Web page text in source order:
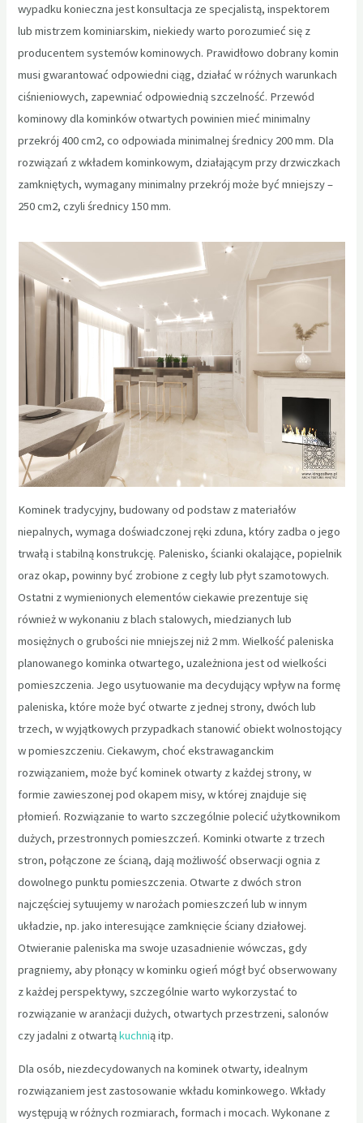
wypadku konieczna jest konsultacja ze specjalistą, inspektorem
lub mistrzem kominiarskim, niekiedy warto porozumieć się z
producentem systemów kominowych. Prawidłowo dobrany komin
musi gwarantować odpowiedni ciąg, działać w różnych warunkach
ciśnieniowych, zapewniać odpowiednią szczelność. Przewód
kominowy dla kominków otwartych powinien mieć minimalny
przekrój 400 cm2, co odpowiada minimalnej średnicy 200 mm. Dla
rozwiązań z wkładem kominkowym, działającym przy drzwiczkach
zamkniętych, wymagany minimalny przekrój może być mniejszy –
250 cm2, czyli średnicy 150 mm.
Kominek tradycyjny, budowany od podstaw z materiałów
niepalnych, wymaga doświadczonej ręki zduna, który zadba o jego
trwałą i stabilną konstrukcję. Palenisko, ścianki okalające, popielnik
oraz okap, powinny być zrobione z cegły lub płyt szamotowych.
Ostatni z wymienionych elementów ciekawie prezentuje się
również w wykonaniu z blach stalowych, miedzianych lub
mosiężnych o grubości nie mniejszej niż 2 mm. Wielkość paleniska
planowanego kominka otwartego, uzależniona jest od wielkości
pomieszczenia. Jego usytuowanie ma decydujący wpływ na formę
paleniska, które może być otwarte z jednej strony, dwóch lub
trzech, w wyjątkowych przypadkach stanowić obiekt wolnostojący
w pomieszczeniu. Ciekawym, choć ekstrawaganckim
rozwiązaniem, może być kominek otwarty z każdej strony, w
formie zawieszonej pod okapem misy, w której znajduje się
płomień. Rozwiązanie to warto szczególnie polecić użytkownikom
dużych, przestronnych pomieszczeń. Kominki otwarte z trzech
stron, połączone ze ścianą, dają możliwość obserwacji ognia z
dowolnego punktu pomieszczenia. Otwarte z dwóch stron
najczęściej sytuujemy w narożach pomieszczeń lub w innym
układzie, np. jako interesujące zamknięcie ściany działowej.
Otwieranie paleniska ma swoje uzasadnienie wówczas, gdy
pragniemy, aby płonący w kominku ogień mógł być obserwowany
z każdej perspektywy, szczególnie warto wykorzystać to
rozwiązanie w aranżacji dużych, otwartych przestrzeni, salonów
czy jadalni z otwartąkuchnią itp.
Dla osób, niezdecydowanych na kominek otwarty, idealnym
rozwiązaniem jest zastosowanie wkładu kominkowego. Wkłady
występują w różnych rozmiarach, formach i mocach. Wykonane z